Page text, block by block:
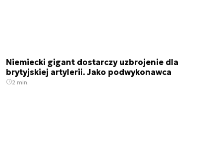
Niemiecki gigant dostarczy uzbrojenie dla
brytyjskiej artylerii. Jako podwykonawca
2 min.